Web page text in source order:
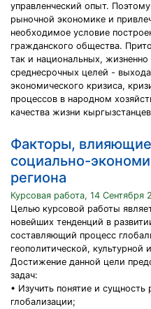
управленческий опыт.
рыночной экономике и
необходимое условие
гражданского общества.
так и национальных,
среднесрочных целей -
экономического кризиса,
процессов в народном
качества жизни
Факторы,
социально-
региона
Курсовая работа, 14 Сентября
Целью курсовой работы
новейших тенденций в
составляющий процесс
геополитической, культурной
Достижение данной цели
задач:
• Изучить понятие и
глобализации;